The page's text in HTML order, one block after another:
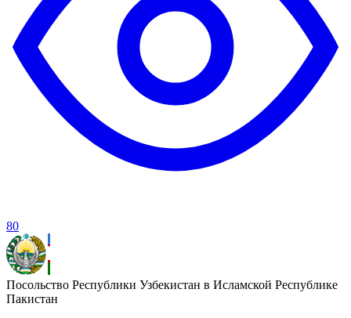
80
Посольство Республики Узбекистан в Исламской Республике
Пакистан